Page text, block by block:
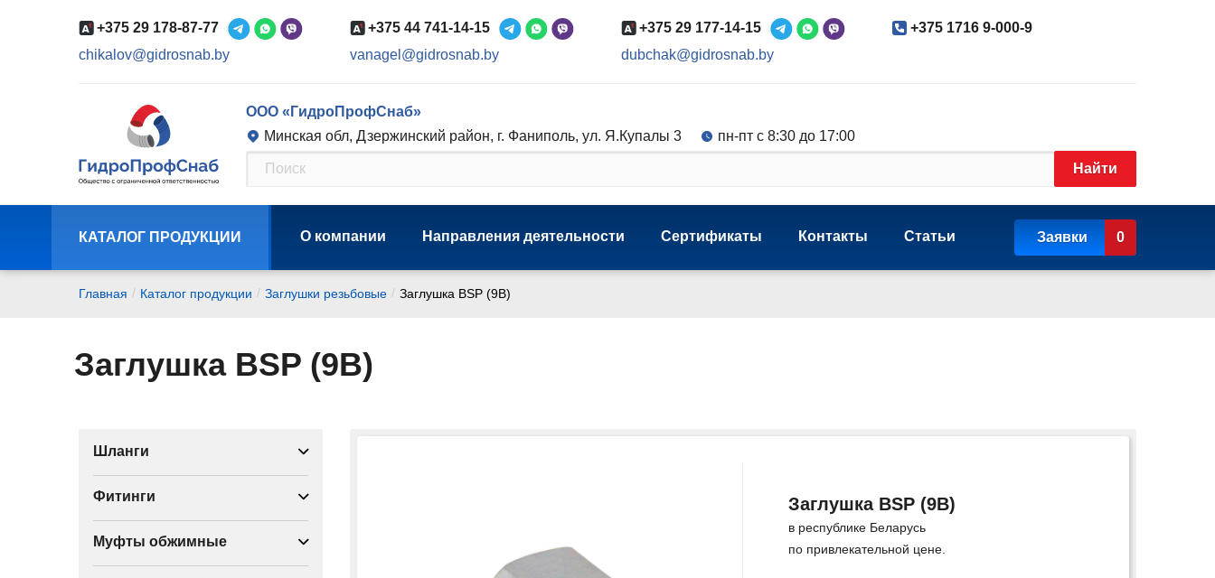
+375 29 178-87-77
chikalov@gidrosnab.by
+375 44 741-14-15
vanagel@gidrosnab.by
+375 29 177-14-15
dubchak@gidrosnab.by
+375 1716 9-000-9
ООО «ГидроПрофСнаб»
Минская обл, Дзержинский район, г. Фаниполь, ул. Я.Купалы 3
пн-пт с 8:30 до 17:00
Найти
КАТАЛОГ ПРОДУКЦИИ О компании Направления деятельности Сертификаты Контакты Статьи Заявки 0
Главная / Каталог продукции / Заглушки резьбовые / Заглушка BSP (9B)
Заглушка BSP (9B)
Шланги
Фитинги
Муфты обжимные
Заглушка BSP (9B)
в республике Беларусь
по привлекательной цене.